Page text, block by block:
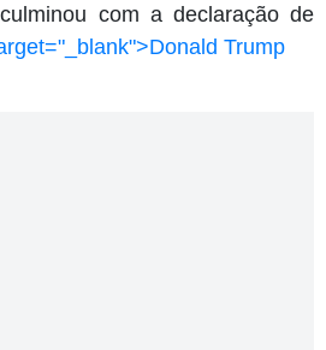
com a declaração de
Trump